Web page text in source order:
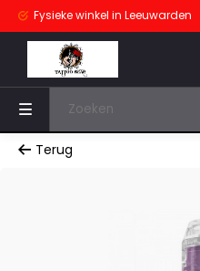
Fysieke winkel in Leeuwarden
Terug